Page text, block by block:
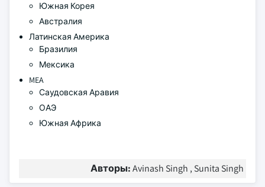
Южная Корея
Австралия
Латинская Америка
Бразилия
Мексика
MEA
Саудовская Аравия
ОАЭ
Южная Африка
Авторы:Avinash Singh , Sunita Singh